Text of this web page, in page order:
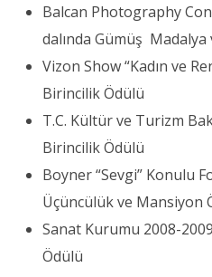
Balcan Photography
dalında Gümüş
Vizon Show “Kadın ve
Birincilik Ödülü
T.C. Kültür ve Turizm
Birincilik Ödülü
Boyner “Sevgi” Konulu
Üçüncülük ve Mansiyon
Sanat Kurumu 2008-2009
Ödülü